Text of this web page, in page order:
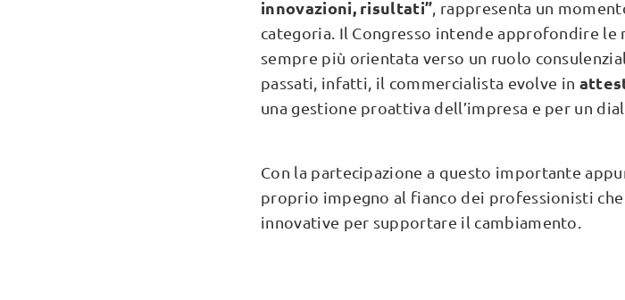
innovazioni, risultati” , rappresenta un
categoria. Il Congresso intende approfondire
sempre più orientata verso un ruolo
passati, infatti, il commercialista evolve in
una gestione proattiva dell’impresa e per un
Con la partecipazione a questo importante
proprio impegno al fianco dei professionisti
innovative per supportare il cambiamento.